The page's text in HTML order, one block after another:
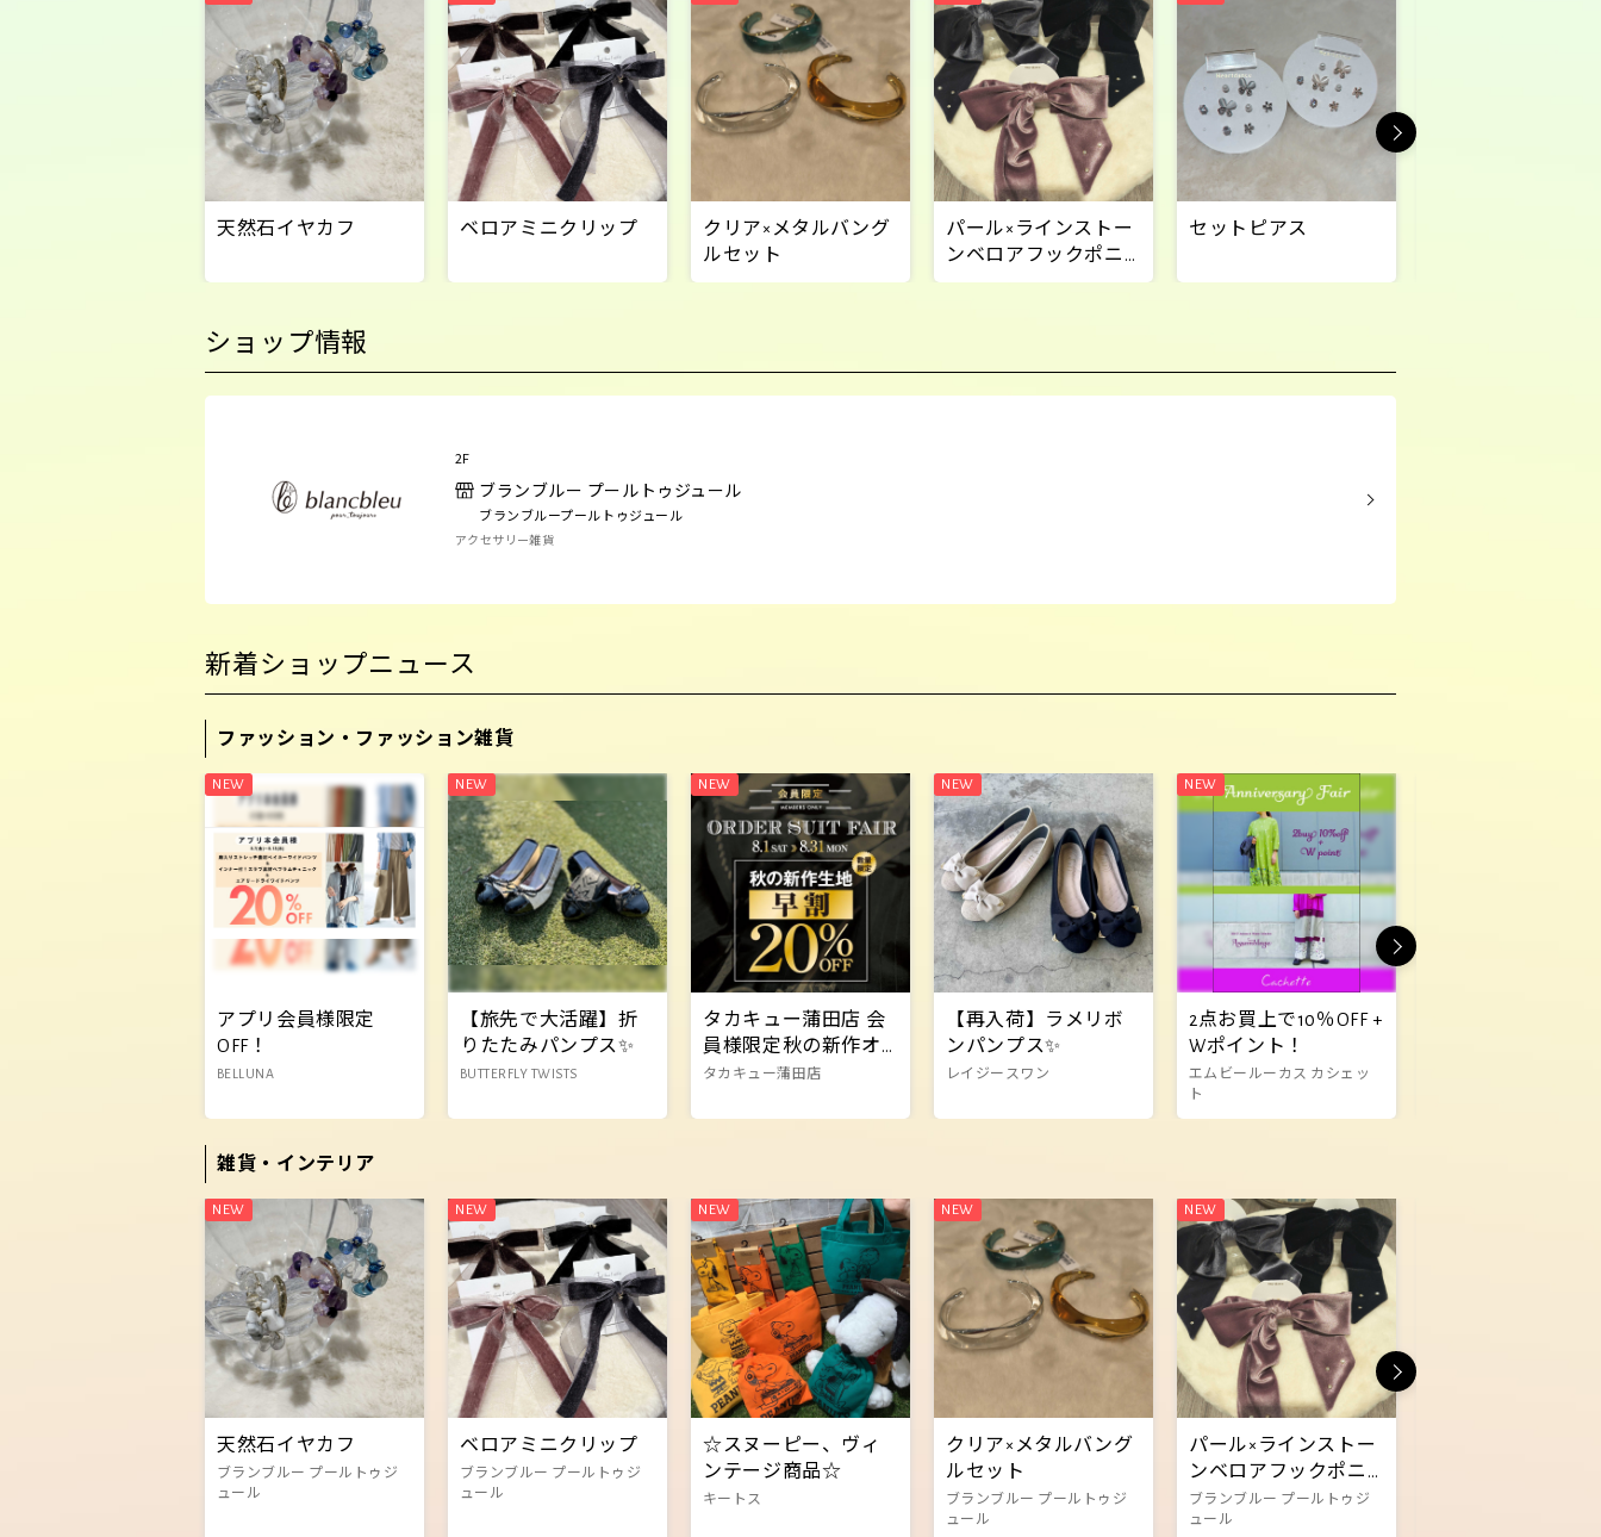
天然石イヤカフ ベロアミニクリップ
クリア×メタルバング
ルセット
パール×ラインストー
ンベロアフックポニ
ー
セットピアス
ショップ情報
2F
ブランブルー プールトゥジュール
ブランブループールトゥジュール
アクセサリー雑貨
新着ショップニュース
ファッション・ファッション雑貨
アプリ会員様限定
OFF！
BELLUNA
【旅先で大活躍】折
りたたみパンプス✨
BUTTERFLY TWISTS
タカキュー蒲田店 会
員様限定秋の新作オ
ーダーセールのご案
タカキュー蒲田店
【再入荷】ラメリボ
ンパンプス✨
レイジースワン
2点お買上で10％OFF +
Wポイント！
エムビールーカス カシェッ
ト
雑貨・インテリア
天然石イヤカフ
ブランブルー プールトゥジ
ュール
ベロアミニクリップ
ブランブルー プールトゥジ
ュール
☆スヌーピー、ヴィ
ンテージ商品☆
キートス
クリア×メタルバング
ルセット
ブランブルー プールトゥジ
ュール
パール×ラインストー
ンベロアフックポニ
ー
ブランブルー プールトゥジ
ュール